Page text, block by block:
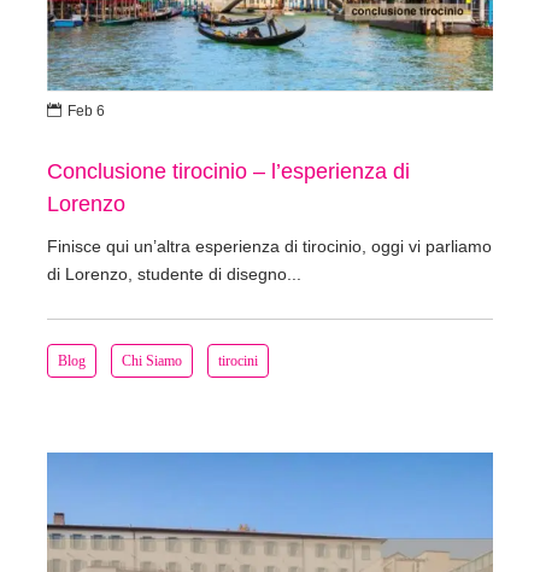
Blog Chi Siamo tirocini
Conclusione tirocinio – l’esperienza di
Lorenzo
Finisce qui un’altra esperienza di tirocinio, oggi vi parliamo
di Lorenzo, studente di disegno...
 Feb 6